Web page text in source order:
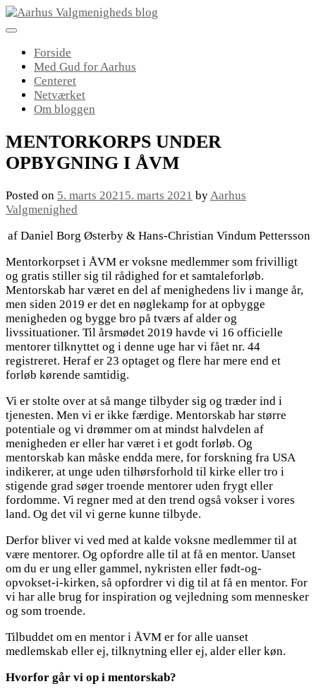
Skip
to
Forside
Med Gud for Aarhus
Centeret
Netværket
Om bloggen
MENTORKORPS UNDER
OPBYGNING I ÅVM
Posted on 5. marts 20215. marts 2021 byAarhus
Valgmenighed
af Daniel Borg Østerby & Hans-Christian Vindum Pettersson
Mentorkorpset i ÅVM er voksne medlemmer som frivilligt
og gratis stiller sig til rådighed for et samtaleforløb.
Mentorskab har været en del af menighedens liv i mange år,
men siden 2019 er det en nøglekamp for at opbygge
menigheden og bygge bro på tværs af alder og
livssituationer. Til årsmødet 2019 havde vi 16 officielle
mentorer tilknyttet og i denne uge har vi fået nr. 44
registreret. Heraf er 23 optaget og flere har mere end et
forløb kørende samtidig.
Vi er stolte over at så mange tilbyder sig og træder ind i
tjenesten. Men vi er ikke færdige. Mentorskab har større
potentiale og vi drømmer om at mindst halvdelen af
menigheden er eller har været i et godt forløb. Og
mentorskab kan måske endda mere, for forskning fra USA
indikerer, at unge uden tilhørsforhold til kirke eller tro i
stigende grad søger troende mentorer uden frygt eller
fordomme. Vi regner med at den trend også vokser i vores
land. Og det vil vi gerne kunne tilbyde.
Derfor bliver vi ved med at kalde voksne medlemmer til at
være mentorer. Og opfordre alle til at få en mentor. Uanset
om du er ung eller gammel, nykristen eller født-og-
opvokset-i-kirken, så opfordrer vi dig til at få en mentor. For
vi har alle brug for inspiration og vejledning som mennesker
og som troende.
Tilbuddet om en mentor i ÅVM er for alle uanset
medlemskab eller ej, tilknytning eller ej, alder eller køn.
Hvorfor går vi op i mentorskab?